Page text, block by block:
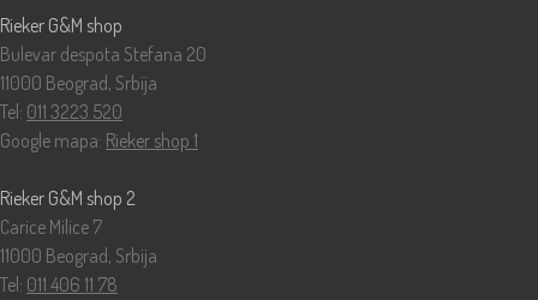
Rieker G&M shop
Bulevar despota Stefana 20
11000 Beograd, Srbija
Tel: 011 3223 520
Google mapa: Rieker shop 1
Rieker G&M shop 2
Carice Milice 7
11000 Beograd, Srbija
Tel: 011 406 11 78